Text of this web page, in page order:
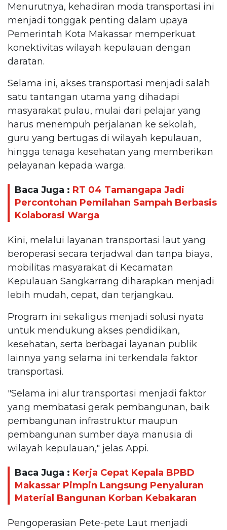
Menurutnya, kehadiran moda transportasi ini
menjadi tonggak penting dalam upaya
Pemerintah Kota Makassar memperkuat
konektivitas wilayah kepulauan dengan
daratan.
Selama ini, akses transportasi menjadi salah
satu tantangan utama yang dihadapi
masyarakat pulau, mulai dari pelajar yang
harus menempuh perjalanan ke sekolah,
guru yang bertugas di wilayah kepulauan,
hingga tenaga kesehatan yang memberikan
pelayanan kepada warga.
Baca Juga : RT 04 Tamangapa Jadi
Percontohan Pemilahan Sampah Berbasis
Kolaborasi Warga
Kini, melalui layanan transportasi laut yang
beroperasi secara terjadwal dan tanpa biaya,
mobilitas masyarakat di Kecamatan
Kepulauan Sangkarrang diharapkan menjadi
lebih mudah, cepat, dan terjangkau.
Program ini sekaligus menjadi solusi nyata
untuk mendukung akses pendidikan,
kesehatan, serta berbagai layanan publik
lainnya yang selama ini terkendala faktor
transportasi.
"Selama ini alur transportasi menjadi faktor
yang membatasi gerak pembangunan, baik
pembangunan infrastruktur maupun
pembangunan sumber daya manusia di
wilayah kepulauan," jelas Appi.
Baca Juga : Kerja Cepat Kepala BPBD
Makassar Pimpin Langsung Penyaluran
Material Bangunan Korban Kebakaran
Pengoperasian Pete-pete Laut menjadi